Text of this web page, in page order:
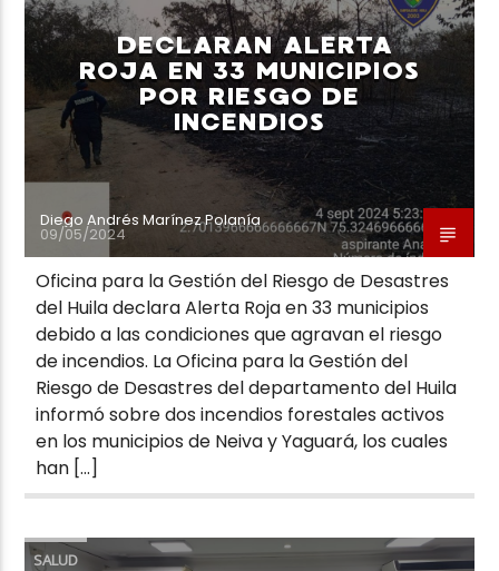
DECLARAN ALERTA
ROJA EN 33 MUNICIPIOS
POR RIESGO DE
INCENDIOS
Diego Andrés Marínez Polanía
09/05/2024
Oficina para la Gestión del Riesgo de Desastres
del Huila declara Alerta Roja en 33 municipios
debido a las condiciones que agravan el riesgo
de incendios. La Oficina para la Gestión del
Riesgo de Desastres del departamento del Huila
informó sobre dos incendios forestales activos
en los municipios de Neiva y Yaguará, los cuales
han […]
SALUD